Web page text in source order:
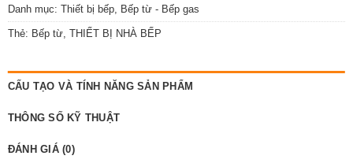
Danh mục: Thiết bị bếp, Bếp từ - Bếp gas
Thẻ: Bếp từ, THIẾT BỊ NHÀ BẾP
CẤU TẠO VÀ TÍNH NĂNG SẢN PHẨM
THÔNG SỐ KỸ THUẬT
ĐÁNH GIÁ (0)